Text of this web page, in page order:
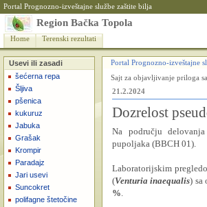
Portal Prognozno-izveštajne službe zaštite bilja
Region Bačka Topola
Home Terenski rezultati
Usevi ili zasadi
šećerna repa
Šljiva
pšenica
kukuruz
Jabuka
Grašak
Krompir
Paradajz
Jari usevi
Suncokret
polifagne štetočine
Portal Prognozno-izveštajne
Sajt za objavljivanje priloga
21.2.2024
Dozrelost
Na području
pupoljaka (BBCH 01).
Laboratorijskim
(Venturia inaequalis) sa
%.